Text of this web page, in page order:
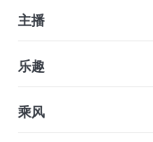
主播
乐趣
乘风